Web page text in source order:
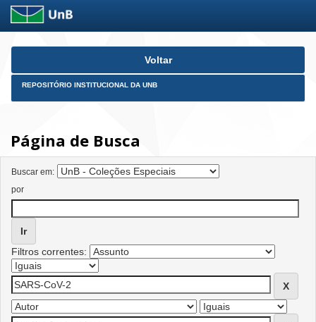
Skip
Voltar
REPOSITÓRIO INSTITUCIONAL DA UNB
Página de Busca
Buscar em:
por
Filtros correntes: